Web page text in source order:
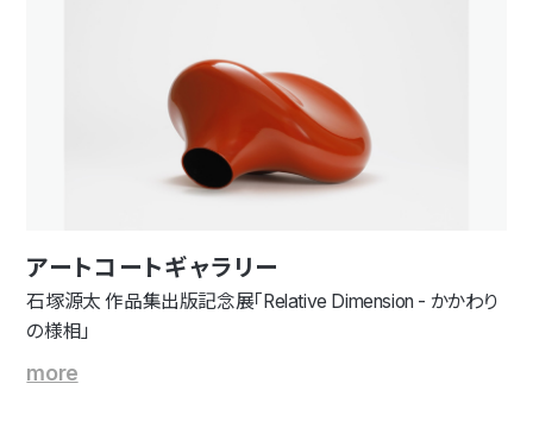
アートコートギャラリー
石塚源太 作品集出版記念展「Relative Dimension - かかわり
の様相」
more